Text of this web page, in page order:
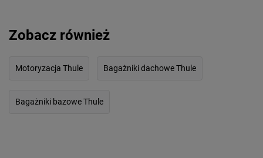
Zobacz również
Motoryzacja Thule Bagażniki dachowe Thule
Bagażniki bazowe Thule